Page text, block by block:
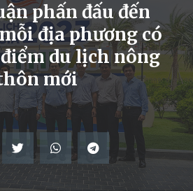
phấn đấu đến
địa phương có
du lịch nông
mới